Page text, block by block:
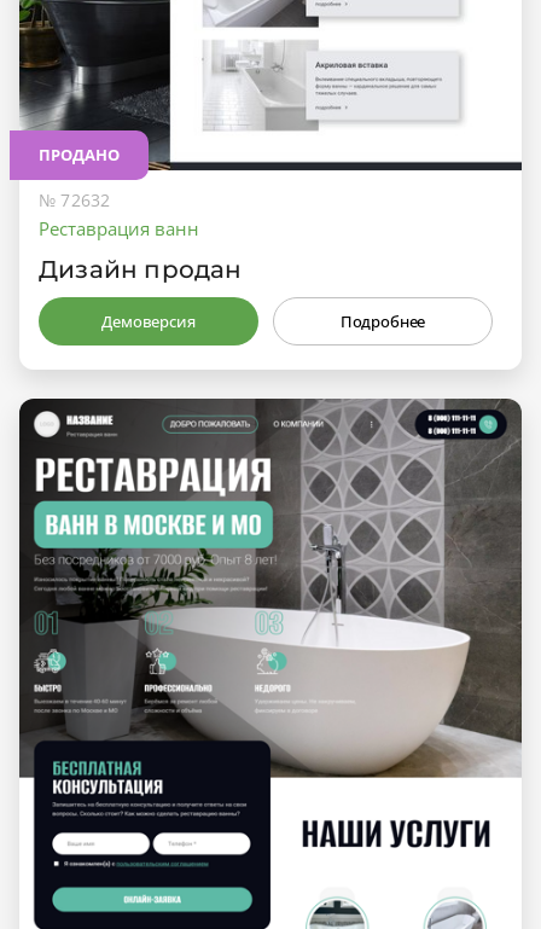
ПРОДАНО
№ 72632
Реставрация ванн
Дизайн продан
Демоверсия Подробнее